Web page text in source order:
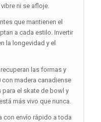
ni se afloje.
que mantienen el
a cada estilo. Invertir
la longevidad y el
las formas y
madera canadiense
el skate de bowl y
más vivo que nunca.
con envío rápido a toda